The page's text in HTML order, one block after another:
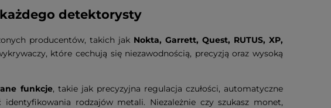
detektorysty
producentów, takich jak Nokta, Garrett, Quest, RUTUS, XP,
które cechują się niezawodnością, precyzją oraz wysoką
funkcje, takie jak precyzyjna regulacja czułości, automatyczne
rodzajów metali. Niezależnie czy szukasz monet,